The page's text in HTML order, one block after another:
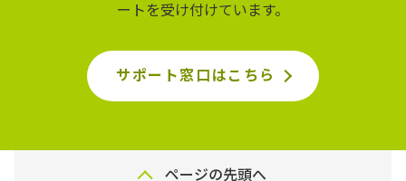
ートを受け付けています。
サポート窓口はこちら
ページの先頭へ